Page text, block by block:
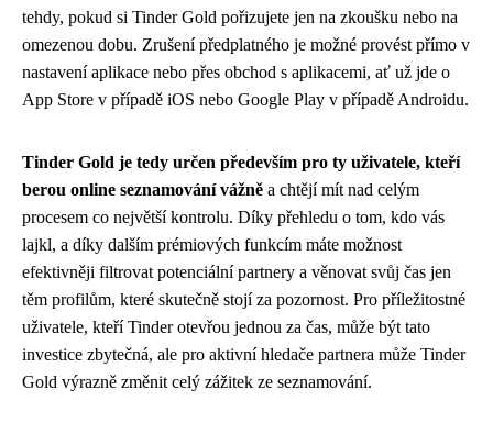
tehdy, pokud si Tinder Gold pořizujete jen na zkoušku nebo na
omezenou dobu. Zrušení předplatného je možné provést přímo v
nastavení aplikace nebo přes obchod s aplikacemi, ať už jde o
App Store v případě iOS nebo Google Play v případě Androidu.
Tinder Gold je tedy určen především pro ty uživatele, kteří
berou online seznamování vážně a chtějí mít nad celým
procesem co největší kontrolu. Díky přehledu o tom, kdo vás
lajkl, a díky dalším prémiových funkcím máte možnost
efektivněji filtrovat potenciální partnery a věnovat svůj čas jen
těm profilům, které skutečně stojí za pozornost. Pro příležitostné
uživatele, kteří Tinder otevřou jednou za čas, může být tato
investice zbytečná, ale pro aktivní hledače partnera může Tinder
Gold výrazně změnit celý zážitek ze seznamování.